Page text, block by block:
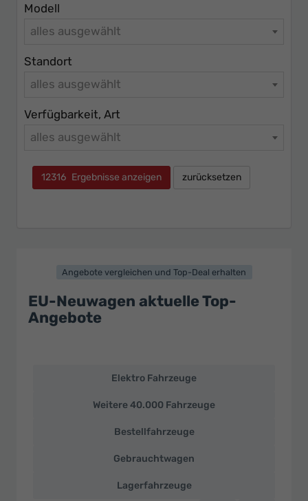
Modell
alles ausgewählt
Standort
alles ausgewählt
Verfügbarkeit, Art
alles ausgewählt
12316 Ergebnisse anzeigen zurücksetzen
Angebote vergleichen und Top-Deal erhalten
EU-Neuwagen aktuelle Top-
Angebote
Neuwagen
Elektro Fahrzeuge
Weitere 40.000 Fahrzeuge
Bestellfahrzeuge
Gebrauchtwagen
Lagerfahrzeuge